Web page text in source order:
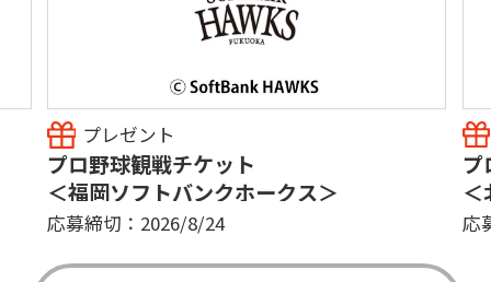
プレゼント
プロ野球観戦チケット
＜福岡ソフトバンクホークス＞
応募締切：2026/8/24
プ
＜
応